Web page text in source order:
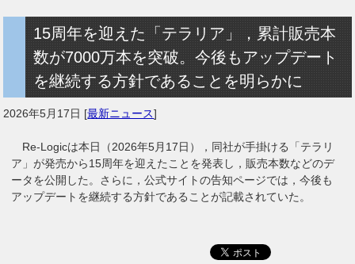
15周年を迎えた「テラリア」，累計販売本
数が7000万本を突破。今後もアップデート
を継続する方針であることを明らかに
2026年5月17日 [最新ニュース]
Re-Logicは本日（2026年5月17日），同社が手掛ける「テラリ
ア」が発売から15周年を迎えたことを発表し，販売本数などのデ
ータを公開した。さらに，公式サイトの告知ページでは，今後も
アップデートを継続する方針であることが記載されていた。